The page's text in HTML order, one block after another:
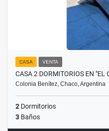
CASA VENTA
CASA 2 DORMITORIOS EN "EL
Colonia Benítez, Chaco, Argentina
2 Dormitorios
3 Baños